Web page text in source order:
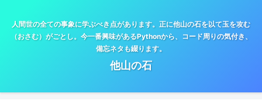
人間世の全ての事象に学ぶべき点があります。正に他山の石を以て玉を攻む
（おさむ）がごとし。今一番興味があるPythonから、コード周りの気付き、
備忘ネタも綴ります。
他山の石